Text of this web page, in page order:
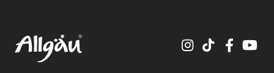
InstagramTikTok